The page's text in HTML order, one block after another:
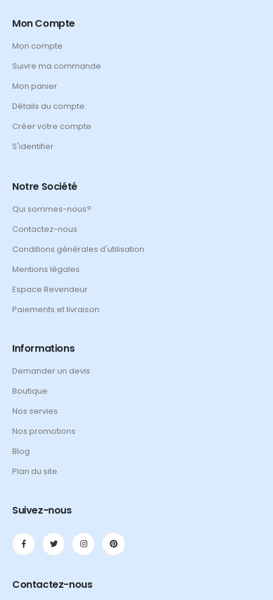
Mon Compte
Mon compte
Suivre ma commande
Mon panier
Détails du compte
Créer votre compte
S'identifier
Notre Société
Qui sommes-nous?
Contactez-nous
Conditions générales d'utilisation
Mentions légales
Espace Revendeur
Paiements et livraison
Informations
Demander un devis
Boutique
Nos servies
Nos promotions
Blog
Plan du site
Suivez-nous
Contactez-nous